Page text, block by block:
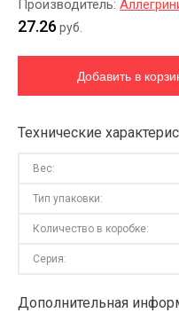
Производитель:
27.26руб.
Технические
Вес:
Тип упаковки:
Количество в коробке:
Серия:
Дополнительная